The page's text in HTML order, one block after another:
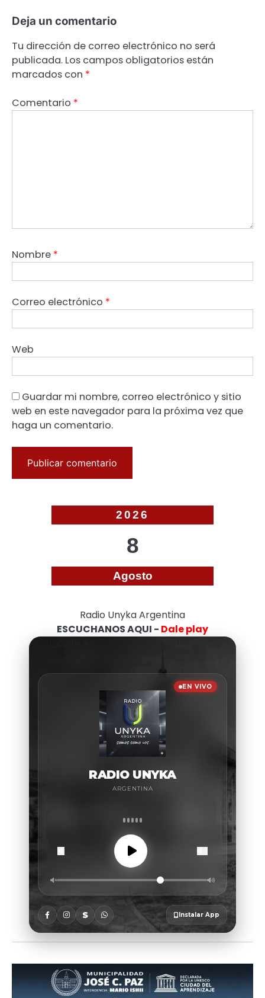
Deja un comentario
Tu dirección de correo electrónico no será
publicada. Los campos obligatorios están
marcados con *
Comentario *
Nombre *
Correo electrónico *
Web
Guardar mi nombre, correo electrónico y sitio
web en este navegador para la próxima vez que
haga un comentario.
2026
8
Agosto
Radio Unyka Argentina
ESCUCHANOS AQUI - Dale play